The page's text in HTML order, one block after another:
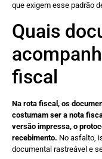
que exigem esse padrão
Quais
fiscal
Na rota fiscal, os
costumam ser a nota
versão impressa, o
recebimento. No asfalto,
documental rastreável e